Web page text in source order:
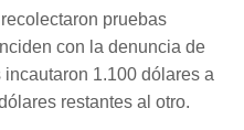
pruebas
con la denuncia de
1.100 dólares a
restantes al otro.